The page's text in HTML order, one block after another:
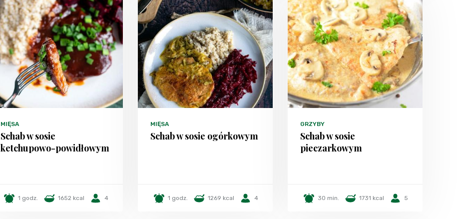
MIĘSA
Schab w sosie
ketchupowo-powidłowym
1 godz. 1652 kcal 4
MIĘSA
Schab w sosie ogórkowym
1 godz. 1269 kcal 4
GRZYBY
Schab w sosie
pieczarkowym
30 min. 1731 kcal 5